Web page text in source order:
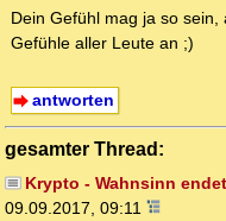
Dein Gefühl mag ja so
Gefühle aller Leute an ;)
antworten
gesamter Thread:
Krypto - Wahnsinn
09.09.2017, 09:11